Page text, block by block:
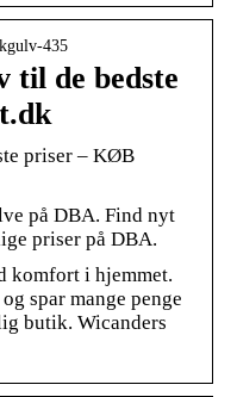
435
til de bedste
priser – KØB
på DBA. Find nyt
priser på DBA.
komfort i hjemmet.
spar mange penge
butik. Wicanders